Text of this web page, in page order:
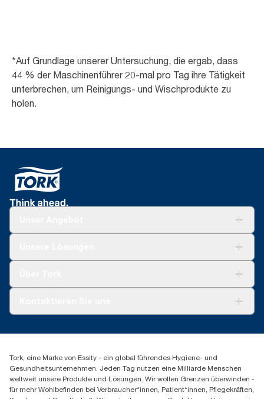
*Auf Grundlage unserer Untersuchung, die ergab, dass
44 % der Maschinenführer 20-mal pro Tag ihre Tätigkeit
unterbrechen, um Reinigungs- und Wischprodukte zu
holen.
Spenderreklamation
+41 (0)848/810152
Essity Switzerland AG
Parkstraße 1b
6214 Schenkon
Mo-Do 8:00-16:30 | Fr 8:00-15:00
Tork, eine Marke von Essity - ein global führendes Hygiene- und
Gesundheitsunternehmen. Jeden Tag nutzen eine Milliarde Menschen
weltweit unsere Produkte und Lösungen. Wir wollen Grenzen überwinden -
für mehr Wohlbefinden bei Verbraucher*innen, Patient*innen, Pflegekräften,